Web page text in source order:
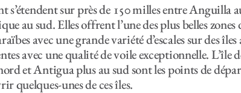
s’étendent sur près de 150 milles entre Anguilla
au sud. Elles offrent l’une des plus belles zones
avec une grande variété d’escales sur des îles
avec une qualité de voile exceptionnelle. L’île
et Antigua plus au sud sont les points de
quelques-unes de ces îles.